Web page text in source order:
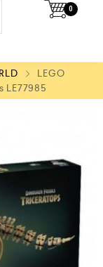
0
LEGO
LE77985